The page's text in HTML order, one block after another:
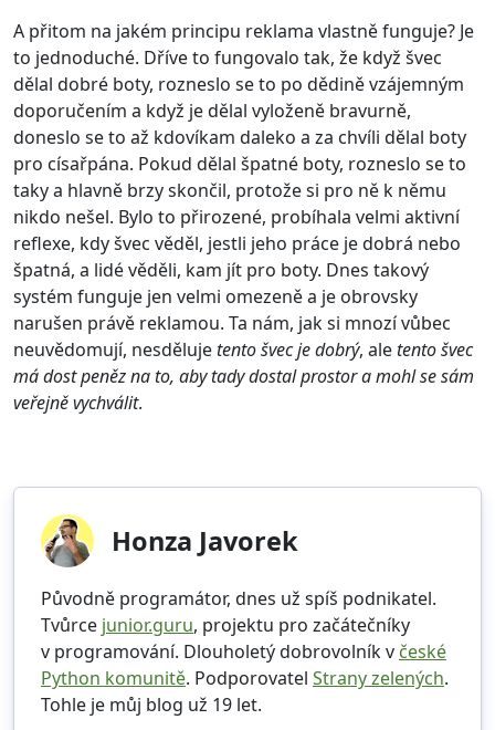
A přitom na jakém principu reklama vlastně funguje? Je
to jednoduché. Dříve to fungovalo tak, že když švec
dělal dobré boty, rozneslo se to po dědině vzájemným
doporučením a když je dělal vyloženě bravurně,
doneslo se to až kdovíkam daleko a za chvíli dělal boty
pro císařpána. Pokud dělal špatné boty, rozneslo se to
taky a hlavně brzy skončil, protože si pro ně k němu
nikdo nešel. Bylo to přirozené, probíhala velmi aktivní
reflexe, kdy švec věděl, jestli jeho práce je dobrá nebo
špatná, a lidé věděli, kam jít pro boty. Dnes takový
systém funguje jen velmi omezeně a je obrovsky
narušen právě reklamou. Ta nám, jak si mnozí vůbec
neuvědomují, nesdělujetento švec je dobrý, aletento švec
má dost peněz na to, aby tady dostal prostor a mohl se sám
veřejně vychválit.
Honza Javorek
Původně programátor, dnes už spíš podnikatel.
Tvůrce junior.guru, projektu pro začátečníky
v programování. Dlouholetý dobrovolník v české
Python komunitě. Podporovatel Strany zelených.
Tohle je můj blog už 19 let.